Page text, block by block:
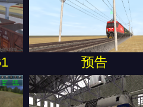
预告